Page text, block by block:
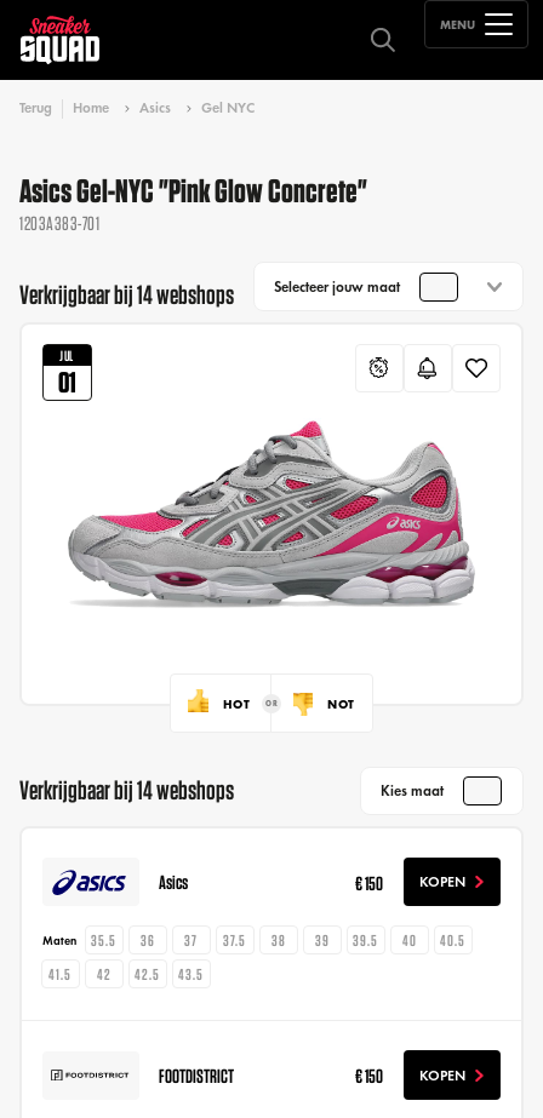
MENU
Terug Home Asics Gel NYC
Asics Gel-NYC "Pink Glow Concrete"
1203A383-701
Verkrijgbaar bij 14 webshops Selecteer jouw maat
JUL
01
HOT NOT
Verkrijgbaar bij 14 webshops Kies maat
Asics € 150 KOPEN
Maten 35.5 36 37 37.5 38 39 39.5 40
40.5
41.5
42 42.5 43.5
FOOTDISTRICT € 150 KOPEN